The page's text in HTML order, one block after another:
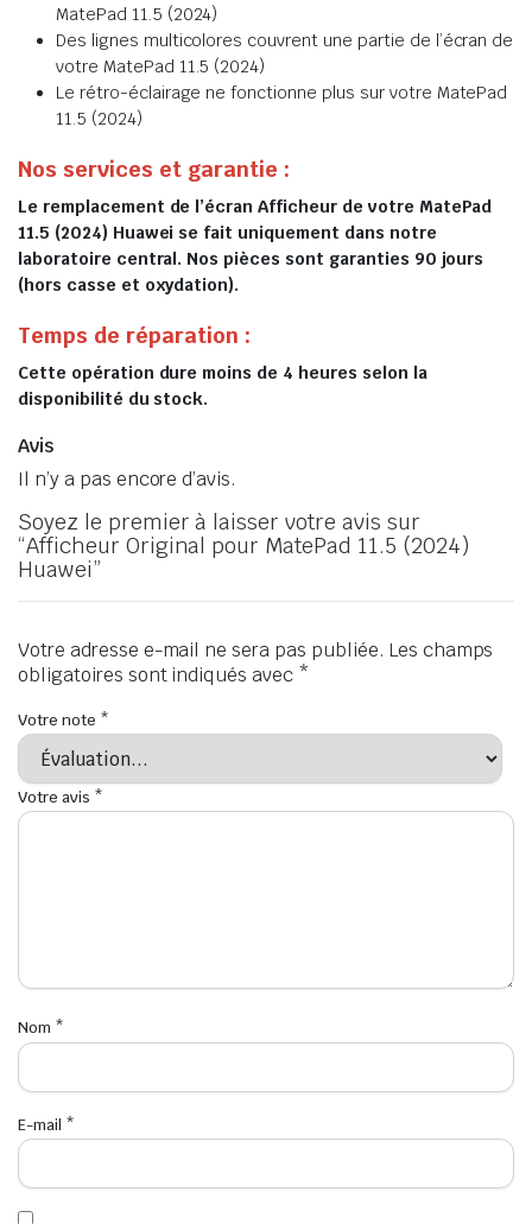
MatePad 11.5 (2024)
Des lignes multicolores couvrent une partie de l’écran de
votre MatePad 11.5 (2024)
Le rétro-éclairage ne fonctionne plus sur votre MatePad
11.5 (2024)
Nos services et garantie :
Le remplacement de l’écran Afficheur de votre MatePad
11.5 (2024) Huawei se fait uniquement dans notre
laboratoire central. Nos pièces sont garanties 90 jours
(hors casse et oxydation).
Temps de réparation :
Cette opération dure moins de 4 heures selon la
disponibilité du stock.
Avis
Il n’y a pas encore d’avis.
Soyez le premier à laisser votre avis sur
“Afficheur Original pour MatePad 11.5 (2024)
Huawei”
Votre adresse e-mail ne sera pas publiée. Les champs
obligatoires sont indiqués avec *
Votre note *
Votre avis *
Nom *
E-mail *